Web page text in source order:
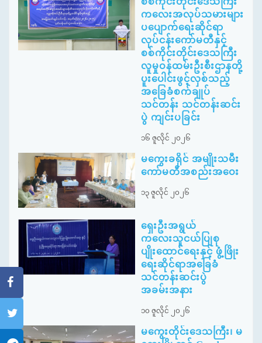
ကလေးအလုပ်သမားများ
ပပျောက်ရေးဆိုင်ရာ
လုပ်ငန်းကော်မတီနှင့်
စစ်ကိုင်းတိုင်းဒေသကြီး
လူမှုဝန်ထမ်းဦးစီးဌာနတို့
ပူးပေါင်းဖွင့်လှစ်သည့်
အခြေခံစက်ချုပ်
သင်တန်း သင်တန်းဆင်း
ပွဲ ကျင်းပခြင်း
၁၆ ဇူလိုင် ၂၀၂၆
မကွေးခရိုင် အမျိုးသမီး
ကော်မတီအစည်းအဝေး
၁၃ ဇူလိုင် ၂၀၂၆
ရှေးဦးအရွယ်
ကလေးသူငယ်ပြုစု
ပျိုးထောင်ရေးနှင့် ဖွံ့ဖြိုး
ရေးဆိုင်ရာအခြေခံ
သင်တန်းဆင်းပွဲ
အခမ်းအနား
၁၀ ဇူလိုင် ၂၀၂၆
မကွေးတိုင်းဒေသကြီး၊ မ